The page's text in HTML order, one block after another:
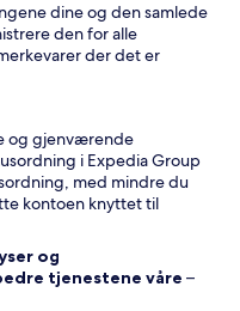
dine og den samlede
den for alle
der det er
og gjenværende
i Expedia Group
med mindre du
kontoen knyttet til
og
tjenestene våre –